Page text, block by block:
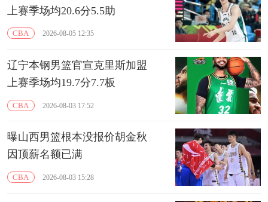
上赛季场均20.6分5.5助
CBA 2026-08-05 12:35
辽宁本钢男篮官宣克里斯加盟
上赛季场均19.7分7.7板
CBA 2026-08-03 17:52
曝山西男篮根本没报价胡金秋
因顶薪名额已满
CBA 2026-08-03 15:28